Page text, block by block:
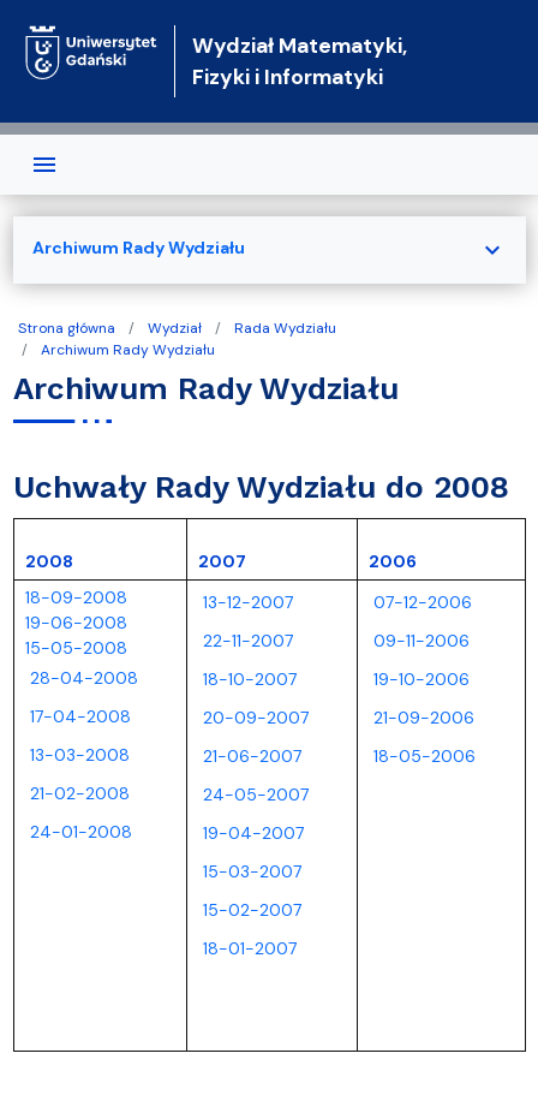
Wydział Matematyki,
Fizyki i Informatyki
Strona główna Wydział
Rada Wydziału
Archiwum Rady Wydziału
Archiwum Rady Wydziału
Uchwały Rady Wydziału do 2008
2008 2007
2006
18-09-2008
19-06-2008
15-05-2008
28-04-2008
17-04-2008
13-03-2008
21-02-2008
24-01-2008
13-12-2007
22-11-2007
18-10-2007
20-09-2007
21-06-2007
24-05-2007
19-04-2007
15-03-2007
15-02-2007
18-01-2007
07-12-2006
09-11-2006
19-10-2006
21-09-2006
18-05-2006
Archiwum Rady Wydziału expand_more